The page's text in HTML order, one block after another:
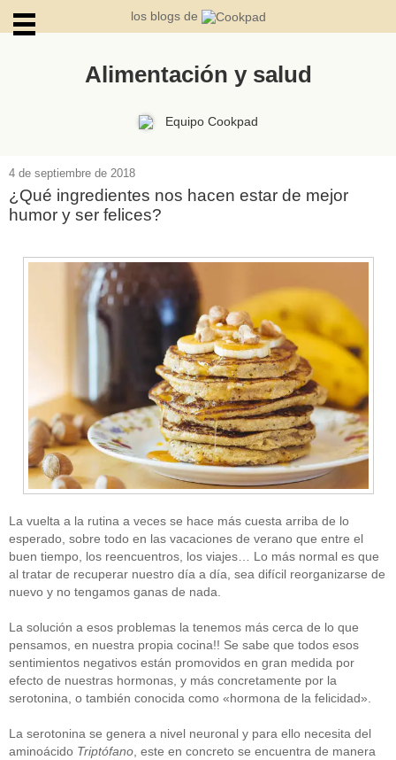
los blogs de
Alimentación y salud
Equipo Cookpad
4 de septiembre de 2018
¿Qué ingredientes nos hacen estar de mejor
humor y ser felices?
La vuelta a la rutina a veces se hace más cuesta arriba de lo
esperado, sobre todo en las vacaciones de verano que entre el
buen tiempo, los reencuentros, los viajes… Lo más normal es que
al tratar de recuperar nuestro día a día, sea difícil reorganizarse de
nuevo y no tengamos ganas de nada.
La solución a esos problemas la tenemos más cerca de lo que
pensamos, en nuestra propia cocina!! Se sabe que todos esos
sentimientos negativos están promovidos en gran medida por
efecto de nuestras hormonas, y más concretamente por la
serotonina, o también conocida como «hormona de la felicidad».
La serotonina se genera a nivel neuronal y para ello necesita del
aminoácido Triptófano, este en concreto se encuentra de manera